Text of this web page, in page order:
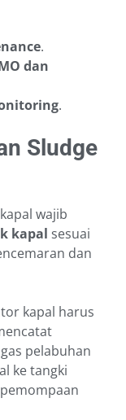
.
dan
.
Sludge
wajib
kapal sesuai
dan
kapal harus
pelabuhan
ke tangki